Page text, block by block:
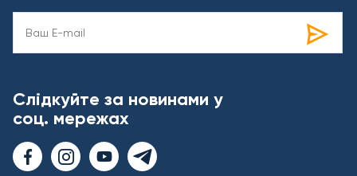
Слідкуйте за новинами у
соц. мережах